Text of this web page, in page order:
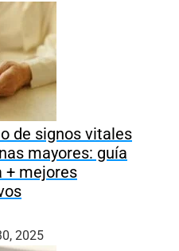
de signos vitales
mayores: guía
+ mejores
2025